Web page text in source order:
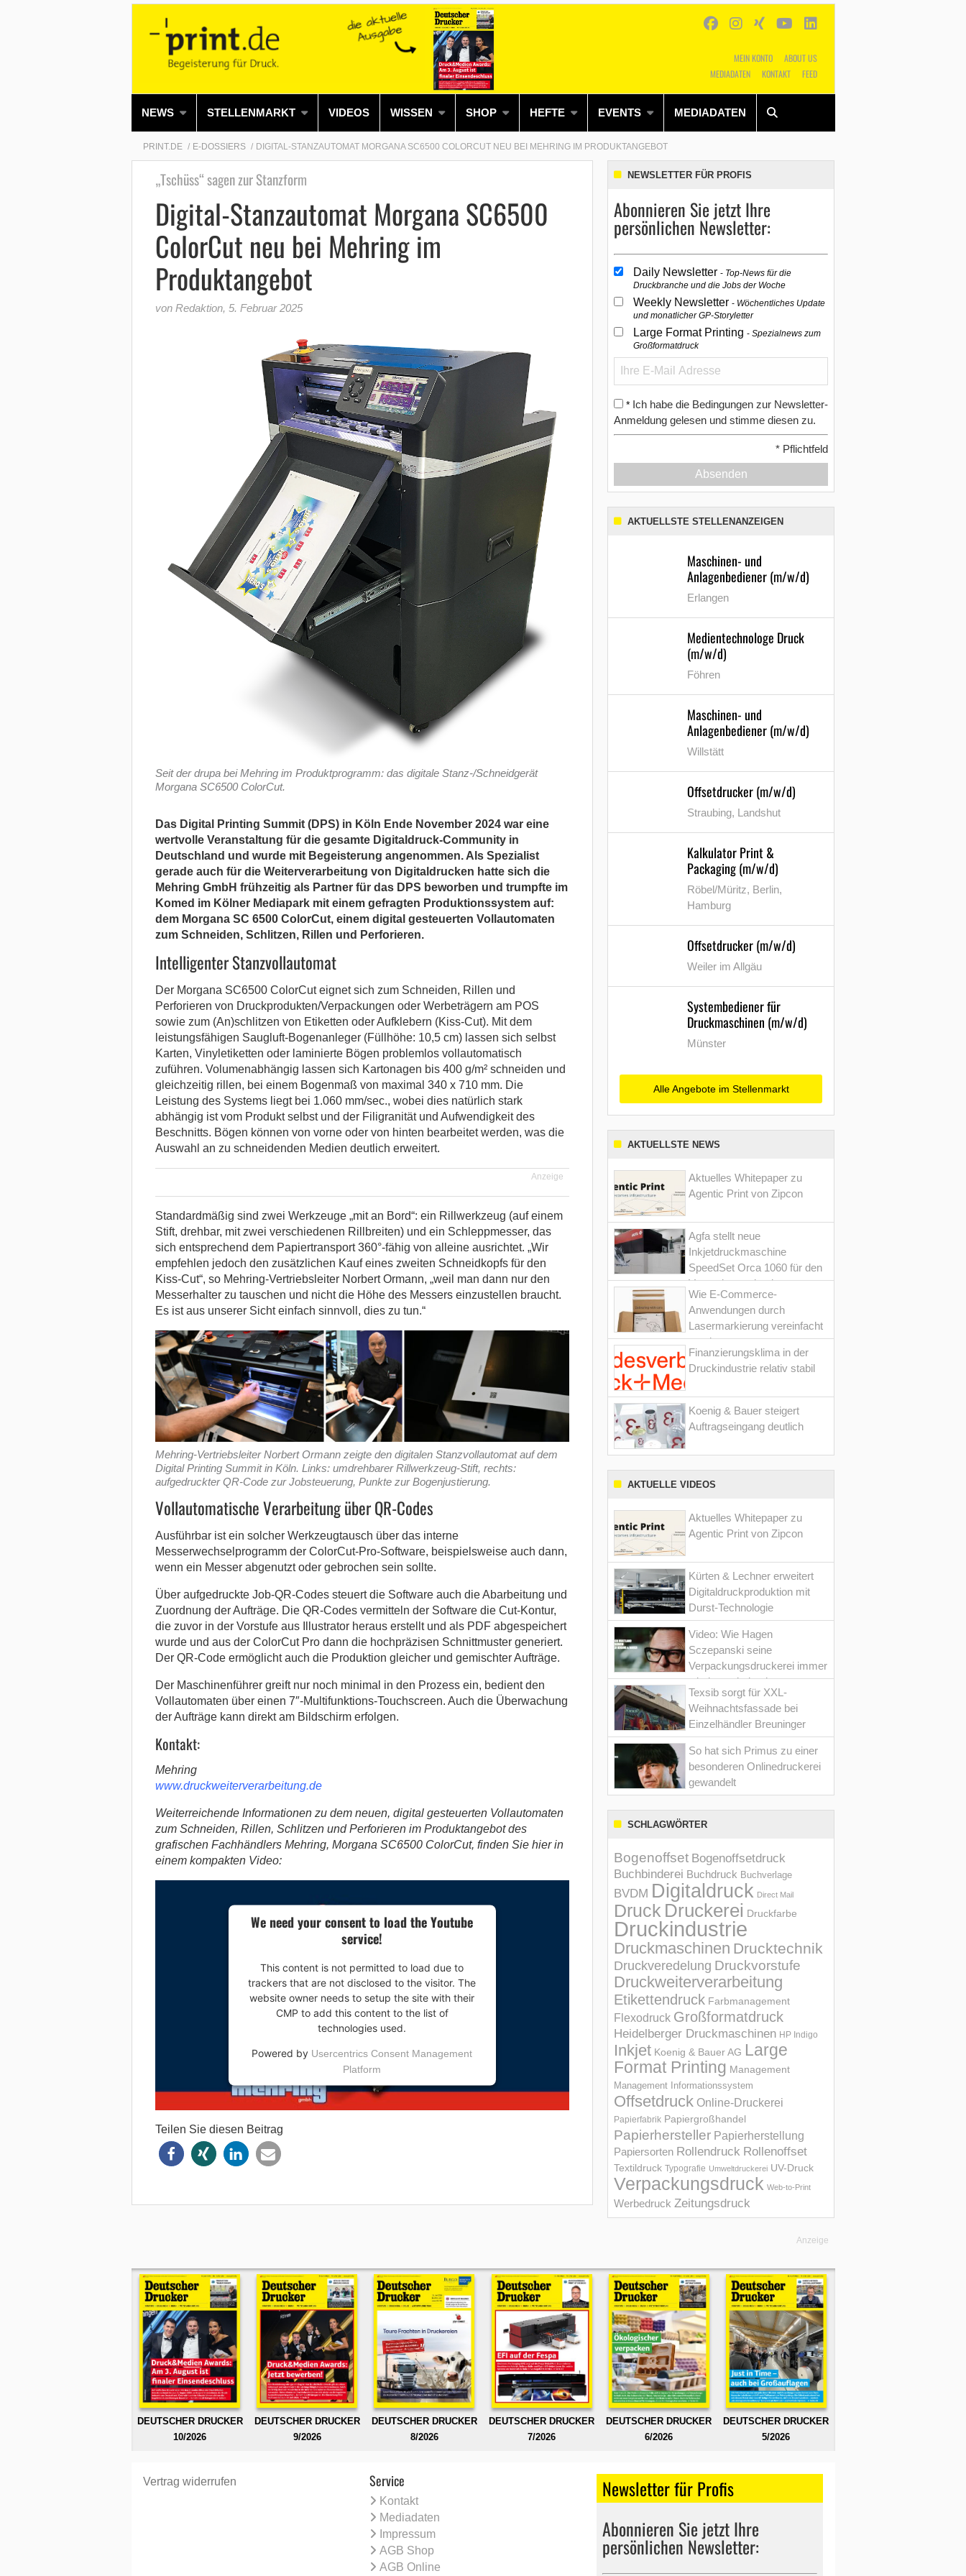
MEIN KONTO
ABOUT US
MEDIADATEN
KONTAKT FEED
NEWS STELLENMARKT VIDEOS WISSEN SHOP HEFTE EVENTS MEDIADATEN
Alles Shop SUCHEN
PRINT.DE E-DOSSIERS DIGITAL-STANZAUTOMAT MORGANA SC6500 COLORCUT NEU BEI MEHRING IM PRODUKTANGEBOT
„Tschüss“ sagen zur Stanzform
Digital-Stanzautomat Morgana SC6500
ColorCut neu bei Mehring im
Produktangebot
von Redaktion, 5. Februar 2025
Seit der drupa bei Mehring im Produktprogramm: das digitale Stanz-/Schneidgerät
Morgana SC6500 ColorCut.
Das Digital Printing Summit (DPS) in Köln Ende November 2024 war eine
wertvolle Veranstaltung für die gesamte Digitaldruck-Community in
Deutschland und wurde mit Begeisterung angenommen. Als Spezialist
gerade auch für die Weiterverarbeitung von Digitaldrucken hatte sich die
Mehring GmbH frühzeitig als Partner für das DPS beworben und trumpfte im
Komed im Kölner Mediapark mit einem gefragten Produktionssystem auf:
dem Morgana SC 6500 ColorCut, einem digital gesteuerten Vollautomaten
zum Schneiden, Schlitzen, Rillen und Perforieren.
Intelligenter Stanzvollautomat
Der Morgana SC6500 ColorCut eignet sich zum Schneiden, Rillen und
Perforieren von Druckprodukten/Verpackungen oder Werbeträgern am POS
sowie zum (An)schlitzen von Etiketten oder Aufklebern (Kiss-Cut). Mit dem
leistungsfähigen Saugluft-Bogenanleger (Füllhöhe: 10,5 cm) lassen sich selbst
Karten, Vinyletiketten oder laminierte Bögen problemlos vollautomatisch
zuführen. Volumenabhängig lassen sich Kartonagen bis 400 g/m² schneiden und
gleichzeitig rillen, bei einem Bogenmaß von maximal 340 x 710 mm. Die
Leistung des Systems liegt bei 1.060 mm/sec., wobei dies natürlich stark
abhängig ist vom Produkt selbst und der Filigranität und Aufwendigkeit des
Beschnitts. Bögen können von vorne oder von hinten bearbeitet werden, was die
Auswahl an zu schneidenden Medien deutlich erweitert.
Anzeige
Standardmäßig sind zwei Werkzeuge „mit an Bord“: ein Rillwerkzeug (auf einem
Stift, drehbar, mit zwei verschiedenen Rillbreiten) und ein Schleppmesser, das
sich entsprechend dem Papiertransport 360°-fähig von alleine ausrichtet. „Wir
empfehlen jedoch den zusätzlichen Kauf eines zweiten Schneidkopfs für den
Kiss-Cut“, so Mehring-Vertriebsleiter Norbert Ormann, „weil man dann nur den
Messerhalter zu tauschen und nicht die Höhe des Messers einzustellen braucht.
Es ist aus unserer Sicht einfach sinnvoll, dies zu tun.“
Mehring-Vertriebsleiter Norbert Ormann zeigte den digitalen Stanzvollautomat auf dem
Digital Printing Summit in Köln. Links: umdrehbarer Rillwerkzeug-Stift, rechts:
aufgedruckter QR-Code zur Jobsteuerung, Punkte zur Bogenjustierung.
Vollautomatische Verarbeitung über QR-Codes
Ausführbar ist ein solcher Werkzeugtausch über das interne
Messerwechselprogramm der ColorCut-Pro-Software, beispielsweise auch dann,
wenn ein Messer abgenutzt oder gebrochen sein sollte.
Über aufgedruckte Job-QR-Codes steuert die Software auch die Abarbeitung und
Zuordnung der Aufträge. Die QR-Codes vermitteln der Software die Cut-Kontur,
die zuvor in der Vorstufe aus Illustrator heraus erstellt und als PDF abgespeichert
wurde und aus der ColorCut Pro dann die hochpräzisen Schnittmuster generiert.
Der QR-Code ermöglicht auch die Produktion gleicher und gemischter Aufträge.
Der Maschinenführer greift nur noch minimal in den Prozess ein, bedient den
Vollautomaten über einen 7″-Multifunktions-Touchscreen. Auch die Überwachung
der Aufträge kann direkt am Bildschirm erfolgen.
Kontakt:
Mehring
www.druckweiterverarbeitung.de
Weiterreichende Informationen zu dem neuen, digital gesteuerten Vollautomaten
zum Schneiden, Rillen, Schlitzen und Perforieren im Produktangebot des
grafischen Fachhändlers Mehring, Morgana SC6500 ColorCut, finden Sie hier in
einem kompakten Video:
We need your consent to load the Youtube
service!
This content is not permitted to load due to
trackers that are not disclosed to the visitor. The
website owner needs to setup the site with their
CMP to add this content to the list of
technologies used.
Powered by Usercentrics Consent Management
Platform
Teilen Sie diesen Beitrag
NEWSLETTER FÜR PROFIS
Abonnieren Sie jetzt Ihre
persönlichen Newsletter:
Daily Newsletter Top-News für die
Druckbranche und die Jobs der Woche
Weekly Newsletter Wöchentliches Update
und monatlicher GP-Storyletter
Large Format Printing Spezialnews zum
Großformatdruck
* Ich habe die Bedingungen zur Newsletter-
Anmeldung gelesen und stimme diesen zu.
* Pflichtfeld
Absenden
AKTUELLSTE STELLENANZEIGEN
Maschinen- und
Anlagenbediener (m/w/d)
Erlangen
Medientechnologe Druck
(m/w/d)
Föhren
Maschinen- und
Anlagenbediener (m/w/d)
Willstätt
Offsetdrucker (m/w/d)
Straubing, Landshut
Kalkulator Print &
Packaging (m/w/d)
Röbel/Müritz, Berlin,
Hamburg
Offsetdrucker (m/w/d)
Weiler im Allgäu
Systembediener für
Druckmaschinen (m/w/d)
Münster
Alle Angebote im Stellenmarkt
AKTUELLSTE NEWS
Aktuelles Whitepaper zu
Agentic Print von Zipcon
Agfa stellt neue
Inkjetdruckmaschine
SpeedSet Orca 1060 für den
Verpackungsdruck vor
Wie E-Commerce-
Anwendungen durch
Lasermarkierung vereinfacht
werden
Finanzierungsklima in der
Druckindustrie relativ stabil
Koenig & Bauer steigert
Auftragseingang deutlich
AKTUELLE VIDEOS
Aktuelles Whitepaper zu
Agentic Print von Zipcon
Kürten & Lechner erweitert
Digitaldruckproduktion mit
Durst-Technologie
Video: Wie Hagen
Sczepanski seine
Verpackungsdruckerei immer
wieder optimiert hat
Texsib sorgt für XXL-
Weihnachtsfassade bei
Einzelhändler Breuninger
So hat sich Primus zu einer
besonderen Onlinedruckerei
gewandelt
SCHLAGWÖRTER
Bogenoffset Bogenoffsetdruck
Buchbinderei Buchdruck Buchverlage
BVDM Digitaldruck Direct Mail
Druck Druckerei Druckfarbe
Druckindustrie
Druckmaschinen Drucktechnik
Druckveredelung Druckvorstufe
Druckweiterverarbeitung
Etikettendruck Farbmanagement
Flexodruck Großformatdruck
Heidelberger Druckmaschinen HP Indigo
Inkjet Koenig & Bauer AG Large
Format Printing Management
Management Informations­system
Offsetdruck Online-Druckerei
Papierfabrik Papiergroßhandel
Papierhersteller Papierherstellung
Papiersorten Rollendruck Rollenoffset
Textildruck Typografie Umweltdruckerei UV-Druck
Verpackungsdruck Web-to-Print
Werbedruck Zeitungsdruck
Anzeige
DEUTSCHER DRUCKER
10/2026
DEUTSCHER DRUCKER
9/2026
DEUTSCHER DRUCKER
8/2026
DEUTSCHER DRUCKER
7/2026
DEUTSCHER DRUCKER
6/2026
DEUTSCHER DRUCKER
5/2026
Vertrag widerrufen Service
Kontakt
Mediadaten
Impressum
AGB Shop
AGB Online
Newsletter für Profis
Abonnieren Sie jetzt Ihre
persönlichen Newsletter: